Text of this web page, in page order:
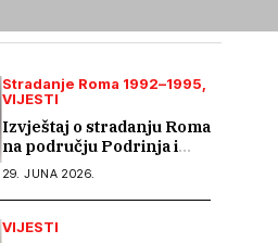
Stradanje Roma 1992–1995
VIJESTI
Izvještaj o stradanju Roma
na području Podrinja i
sjeverne Bosne 1992–
1995. godine
29. JUNA 2026.
VIJESTI